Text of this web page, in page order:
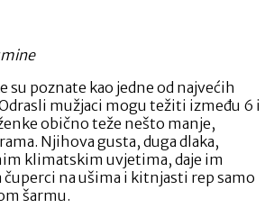
su poznate kao jedne od najvećih
mužjaci mogu težiti između 6 i
obično teže nešto manje,
Njihova gusta, duga dlaka,
klimatskim uvjetima, daje im
čuperci na ušima i kitnjasti rep samo
šarmu.